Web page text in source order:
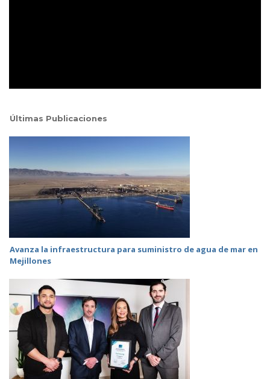
Últimas Publicaciones
Avanza la infraestructura para suministro de agua de mar en
Mejillones